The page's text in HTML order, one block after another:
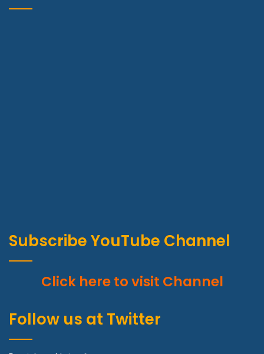
Subscribe YouTube Channel
Click here to visit Channel
Follow us at Twitter